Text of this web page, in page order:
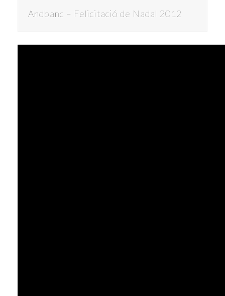
Andbanc – Felicitació de Nadal 2012